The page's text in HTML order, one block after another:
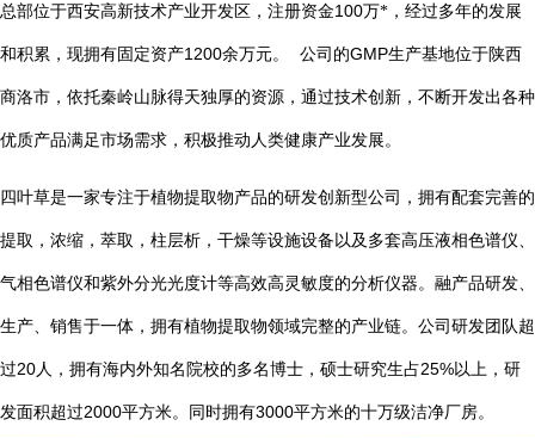
总部位于西安高新技术产业开发区，注册资金100万*，经过多年的发展
和积累，现拥有固定资产1200余万元。 公司的GMP生产基地位于陕西
商洛市，依托秦岭山脉得天独厚的资源，通过技术创新，不断开发出各种
优质产品满足市场需求，积极推动人类健康产业发展。
四叶草是一家专注于植物提取物产品的研发创新型公司，拥有配套完善的
提取，浓缩，萃取，柱层析，干燥等设施设备以及多套高压液相色谱仪、
气相色谱仪和紫外分光光度计等高效高灵敏度的分析仪器。融产品研发、
生产、销售于一体，拥有植物提取物领域完整的产业链。公司研发团队超
过20人，拥有海内外知名院校的多名博士，硕士研究生占25%以上，研
发面积超过2000平方米。同时拥有3000平方米的十万级洁净厂房。